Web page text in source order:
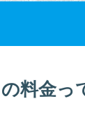
料金っ